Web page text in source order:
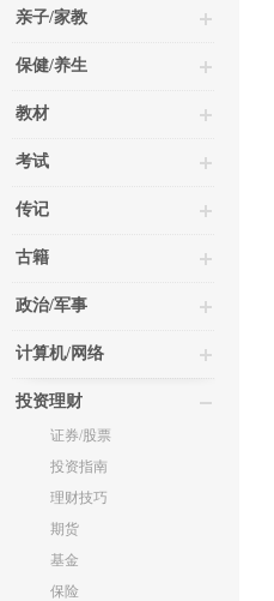
亲子/家教
保健/养生
教材
考试
传记
古籍
政治/军事
计算机/网络
投资理财
证券/股票
投资指南
理财技巧
期货
基金
保险